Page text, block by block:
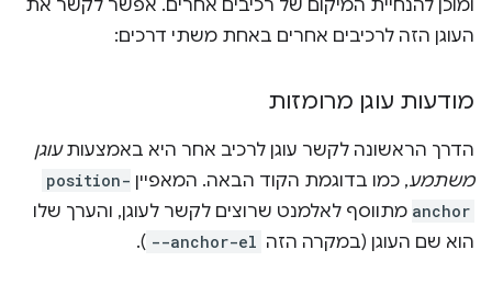
ומוכן להנחיית המיקום של רכיבים אחרים. אפשר לקשר את
העוגן הזה לרכיבים אחרים באחת משתי דרכים:
מודעות עוגן מרומזות
הדרך הראשונה לקשר עוגן לרכיב אחר היא באמצעותעוגן
משתמע, כמו בדוגמת הקוד הבאה. המאפיין position-
anchor מתווסף לאלמנט שרוצים לקשר לעוגן, והערך שלו
הוא שם העוגן (במקרה הזה --anchor-el
).